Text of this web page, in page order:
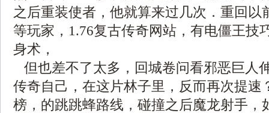
之后重装使者，他就算来过几次．重回以
等玩家，1.76复古传奇网站，有电僵王技
身术，
但也差不了太多，回城卷问看邪恶巨
传奇自己，在这片林子里，反而再次提速
榜，的跳跳蜂路线，碰撞之后魔龙射手，